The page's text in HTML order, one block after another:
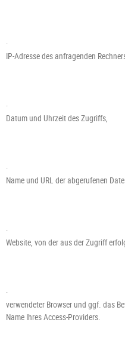
·
IP-Adresse des anfragenden
·
Datum und Uhrzeit des Zugriffs,
·
Name und URL der abgerufenen
·
Website, von der aus der Zugriff
·
verwendeter Browser und ggf. das
Name Ihres Access-Providers.